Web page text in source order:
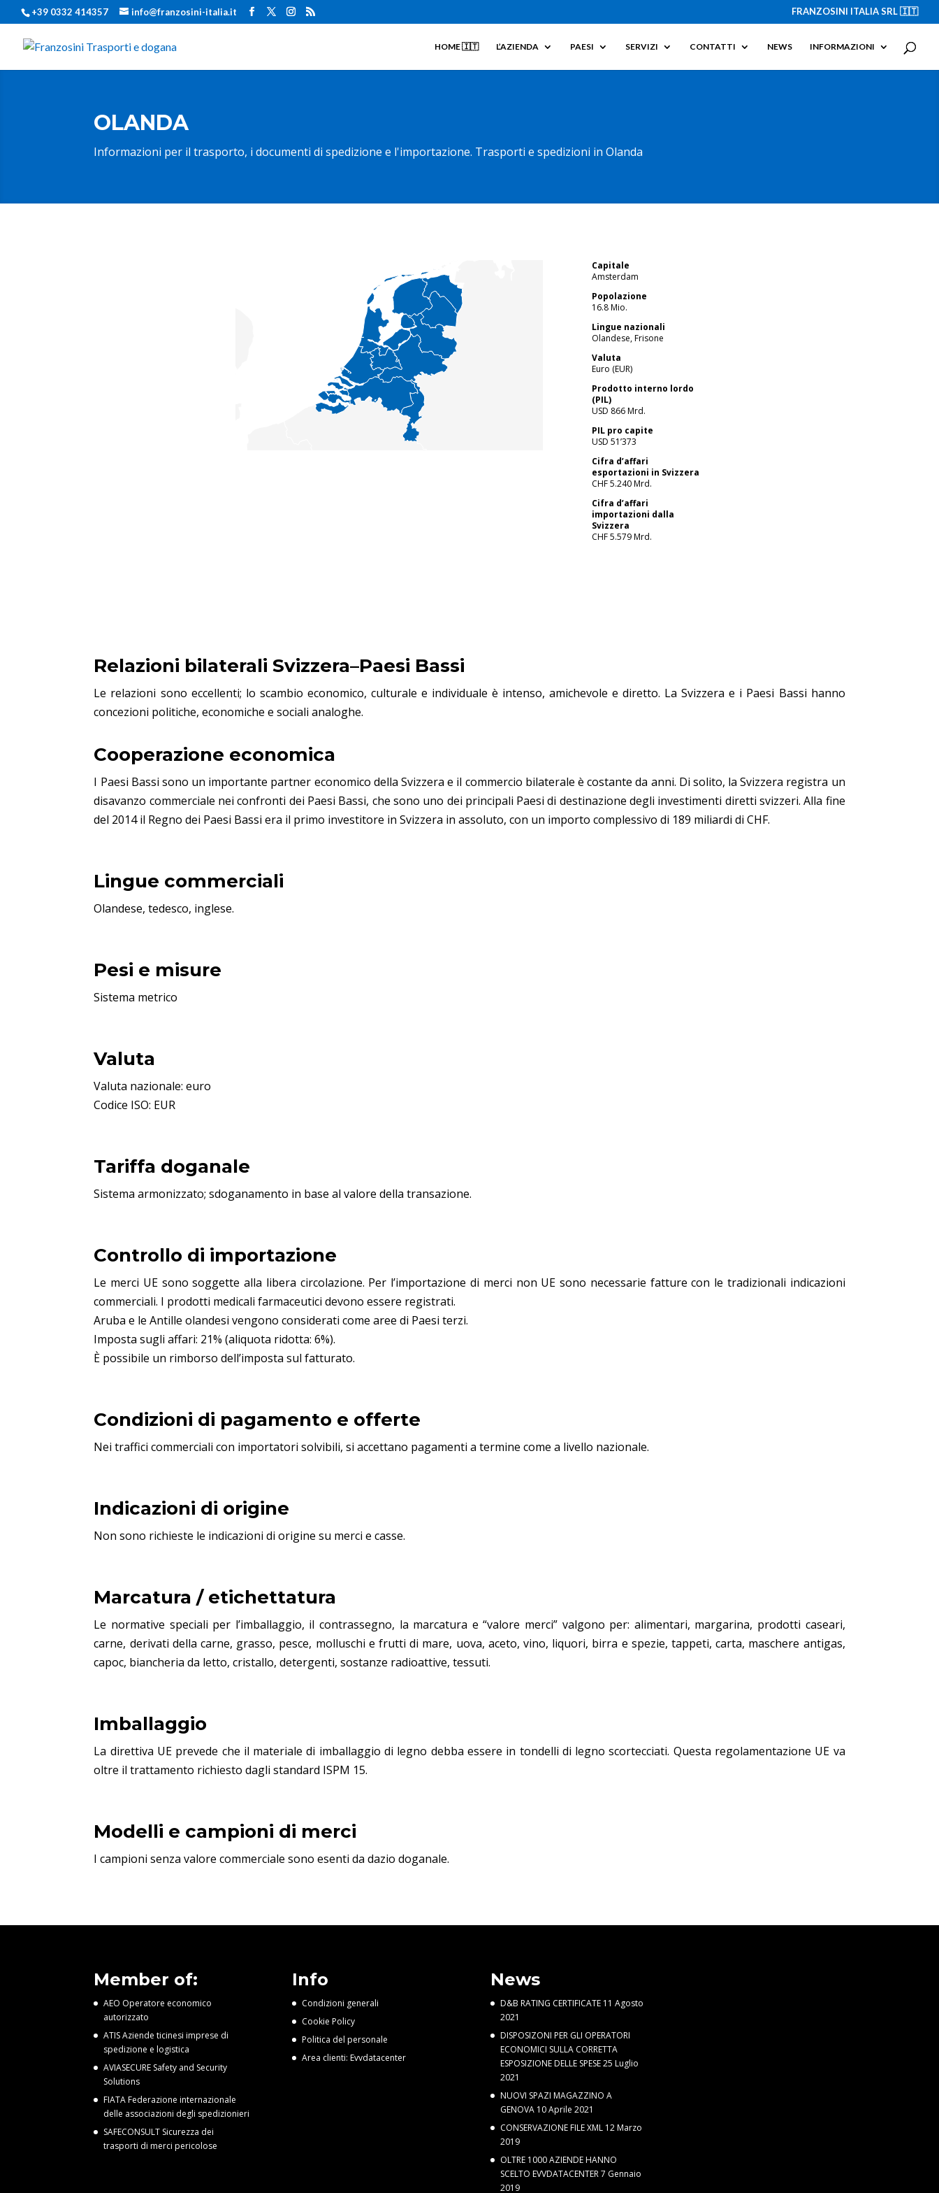
+39 0332 414357 info@franzosini-italia.it FRANZOSINI ITALIA SRL 🇮🇹
HOME 🇮🇹 L’AZIENDA PAESI SERVIZI CONTATTI NEWS INFORMAZIONI
OLANDA
Informazioni per il trasporto, i documenti di spedizione e l'importazione. Trasporti e spedizioni in Olanda
Capitale
Amsterdam
Popolazione
16.8 Mio.
Lingue nazionali
Olandese, Frisone
Valuta
Euro (EUR)
Prodotto interno lordo
(PIL)
USD 866 Mrd.
PIL pro capite
USD 51’373
Cifra d’affari
esportazioni in Svizzera
CHF 5.240 Mrd.
Cifra d’affari
importazioni dalla
Svizzera
CHF 5.579 Mrd.
Relazioni bilaterali Svizzera–Paesi Bassi
Le relazioni sono eccellenti; lo scambio economico, culturale e individuale è intenso, amichevole e diretto. La Svizzera e i Paesi Bassi hanno
concezioni politiche, economiche e sociali analoghe.
Cooperazione economica
I Paesi Bassi sono un importante partner economico della Svizzera e il commercio bilaterale è costante da anni. Di solito, la Svizzera registra un
disavanzo commerciale nei confronti dei Paesi Bassi, che sono uno dei principali Paesi di destinazione degli investimenti diretti svizzeri. Alla fine
del 2014 il Regno dei Paesi Bassi era il primo investitore in Svizzera in assoluto, con un importo complessivo di 189 miliardi di CHF.
Lingue commerciali
Olandese, tedesco, inglese.
Pesi e misure
Sistema metrico
Valuta
Valuta nazionale: euro
Codice ISO: EUR
Tariffa doganale
Sistema armonizzato; sdoganamento in base al valore della transazione.
Controllo di importazione
Le merci UE sono soggette alla libera circolazione. Per l’importazione di merci non UE sono necessarie fatture con le tradizionali indicazioni
commerciali. I prodotti medicali farmaceutici devono essere registrati.
Aruba e le Antille olandesi vengono considerati come aree di Paesi terzi.
Imposta sugli affari: 21% (aliquota ridotta: 6%).
È possibile un rimborso dell’imposta sul fatturato.
Condizioni di pagamento e offerte
Nei traffici commerciali con importatori solvibili, si accettano pagamenti a termine come a livello nazionale.
Indicazioni di origine
Non sono richieste le indicazioni di origine su merci e casse.
Marcatura / etichettatura
Le normative speciali per l’imballaggio, il contrassegno, la marcatura e “valore merci” valgono per: alimentari, margarina, prodotti caseari,
carne, derivati della carne, grasso, pesce, molluschi e frutti di mare, uova, aceto, vino, liquori, birra e spezie, tappeti, carta, maschere antigas,
capoc, biancheria da letto, cristallo, detergenti, sostanze radioattive, tessuti.
Imballaggio
La direttiva UE prevede che il materiale di imballaggio di legno debba essere in tondelli di legno scortecciati. Questa regolamentazione UE va
oltre il trattamento richiesto dagli standard ISPM 15.
Modelli e campioni di merci
I campioni senza valore commerciale sono esenti da dazio doganale.
Member of:
AEO Operatore economico
autorizzato
ATIS Aziende ticinesi imprese di
spedizione e logistica
AVIASECURE Safety and Security
Solutions
FIATA Federazione internazionale
delle associazioni degli spedizionieri
SAFECONSULT Sicurezza dei
trasporti di merci pericolose
Info
Condizioni generali
Cookie Policy
Politica del personale
Area clienti: Evvdatacenter
News
D&B RATING CERTIFICATE 11 Agosto
2021
DISPOSIZONI PER GLI OPERATORI
ECONOMICI SULLA CORRETTA
ESPOSIZIONE DELLE SPESE 25 Luglio
2021
NUOVI SPAZI MAGAZZINO A
GENOVA 10 Aprile 2021
CONSERVAZIONE FILE XML 12 Marzo
2019
OLTRE 1000 AZIENDE HANNO
SCELTO EVVDATACENTER 7 Gennaio
2019